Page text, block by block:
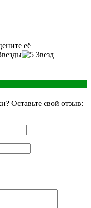
её
Оставьте свой отзыв: